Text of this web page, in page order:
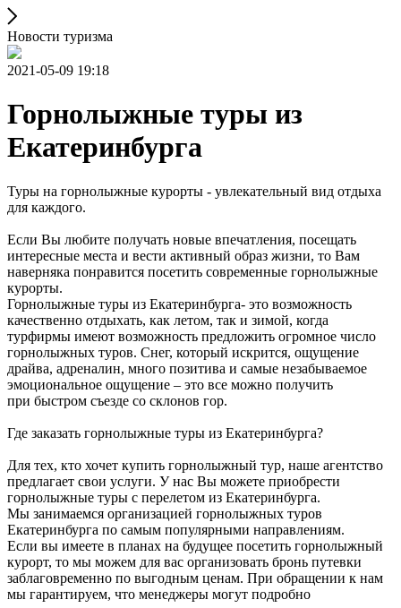
Новости туризма
2021-05-09 19:18
Горнолыжные туры из
Екатеринбурга
Туры на горнолыжные курорты - увлекательный вид отдыха
для каждого.
Если Вы любите получать новые впечатления, посещать
интересные места и вести активный образ жизни, то Вам
наверняка понравится посетить современные горнолыжные
курорты.
Горнолыжные туры из Екатеринбурга- это возможность
качественно отдыхать, как летом, так и зимой, когда
турфирмы имеют возможность предложить огромное число
горнолыжных туров. Снег, который искрится, ощущение
драйва, адреналин, много позитива и самые незабываемое
эмоциональное ощущение – это все можно получить
при быстром съезде со склонов гор.
Где заказать горнолыжные туры из Екатеринбурга?
Для тех, кто хочет купить горнолыжный тур, наше агентство
предлагает свои услуги. У нас Вы можете приобрести
горнолыжные туры с перелетом из Екатеринбурга.
Мы занимаемся организацией горнолыжных туров
Екатеринбурга по самым популярными направлениям.
Если вы имеете в планах на будущее посетить горнолыжный
курорт, то мы можем для вас организовать бронь путевки
заблаговременно по выгодным ценам. При обращении к нам
мы гарантируем, что менеджеры могут подробно